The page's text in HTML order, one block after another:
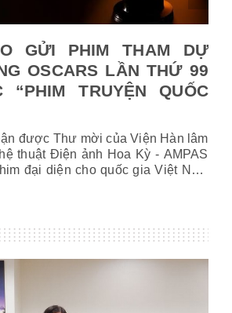
GỬI PHIM THAM DỰ
OSCARS LẦN THỨ 99
“PHIM TRUYỆN QUỐC
đ­ược Thư mời của Viện Hàn lâm
thuật Điện ảnh Hoa Kỳ - AMPAS
đại diện cho quốc gia Việt Nam
tuyển Giải thưởng OSCARS cho
truyện quốc tế” lần thứ 99 diễn ra